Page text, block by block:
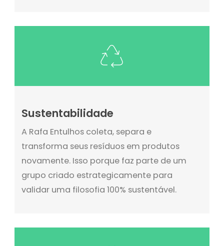
Sustentabilidade
A Rafa Entulhos coleta, separa e
transforma seus resíduos em produtos
novamente. Isso porque faz parte de um
grupo criado estrategicamente para
validar uma filosofia 100% sustentável.